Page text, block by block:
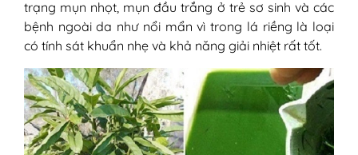
trạng mụn nhọt, mụn đầu trắng ở trẻ sơ sinh và các
bệnh ngoài da như nổi mẩn vì trong lá riềng là loại
có tính sát khuẩn nhẹ và khả năng giải nhiệt rất tốt.